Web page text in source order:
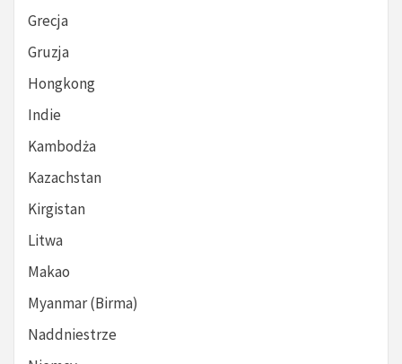
Grecja
Gruzja
Hongkong
Indie
Kambodża
Kazachstan
Kirgistan
Litwa
Makao
Myanmar (Birma)
Naddniestrze